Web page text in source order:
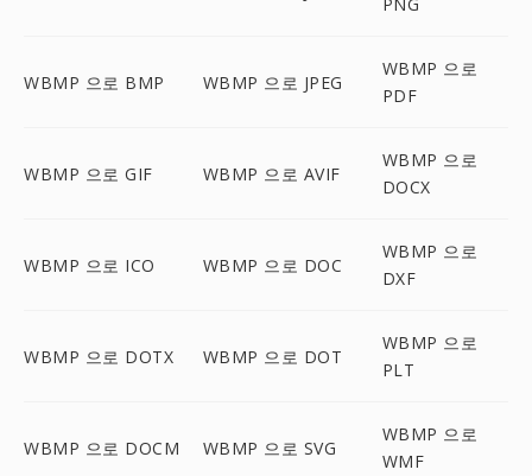
WBMP 으로 BMP WBMP 으로 JPEG
WBMP 으로
PDF
WBMP 으로 GIF WBMP 으로 AVIF
WBMP 으로
DOCX
WBMP 으로 ICO WBMP 으로 DOC
WBMP 으로
DXF
WBMP 으로 DOTX WBMP 으로 DOT
WBMP 으로
PLT
WBMP 으로 DOCM WBMP 으로 SVG
WBMP 으로
WMF